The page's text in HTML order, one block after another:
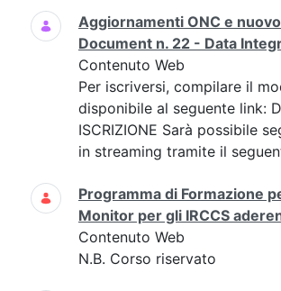
Ricerca
Aggiornamenti ONC e
Document n. 22 - Data
Contenuto Web
Per iscriversi, compilare il
disponibile al seguente link:
ISCRIZIONE Sarà possibile
in streaming tramite il
Programma di Formazione
Monitor per gli IRCCS
Contenuto Web
N.B. Corso riservato